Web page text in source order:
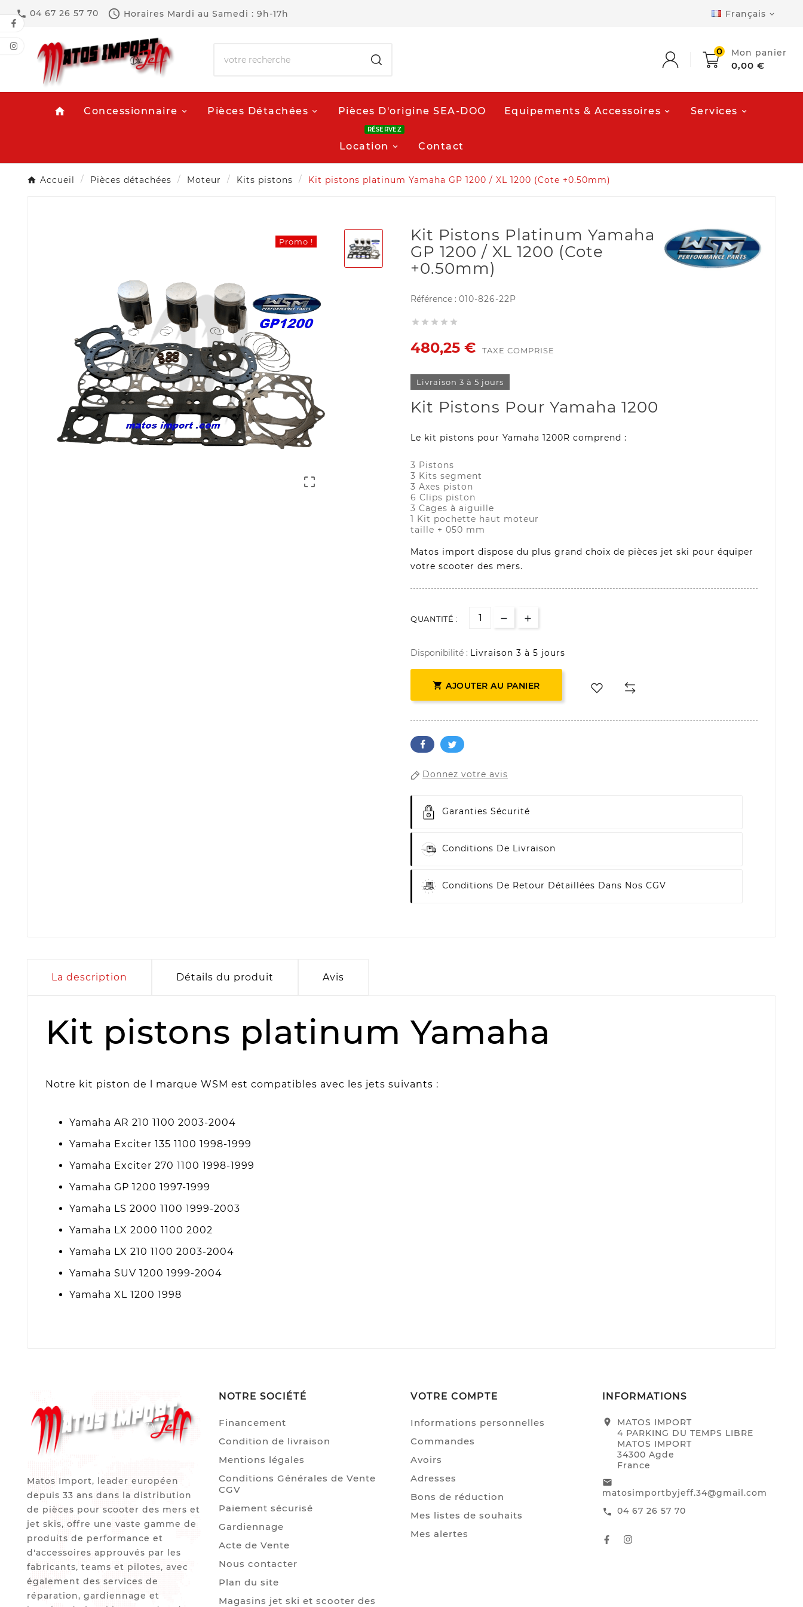
 04 67 26 57 70  Horaires Mardi au Samedi : 9h-17h Français 
0 Mon panier
0,00 €
home Concessionnaire Pièces Détachées Pièces D'origine SEA-DOO Equipements & Accessoires Services
Location
RÉSERVEZ
Contact
Accueil Pièces détachées Moteur Kits pistons Kit pistons platinum Yamaha GP 1200 / XL 1200 (Cote +0.50mm)
Promo !

Kit Pistons Platinum Yamaha
GP 1200 / XL 1200 (Cote
+0.50mm)
Référence : 010-826-22P
    
480,25 € TAXE COMPRISE
Livraison 3 à 5 jours
Kit Pistons Pour Yamaha 1200
Le kit pistons pour Yamaha 1200R comprend :
3 Pistons
3 Kits segment
3 Axes piston
6 Clips piston
3 Cages à aiguille
1 Kit pochette haut moteur
taille + 050 mm
Matos import dispose du plus grand choix de pièces jet ski pour équiper
votre scooter des mers.
QUANTITÉ :
Disponibilité : Livraison 3 à 5 jours
 AJOUTER AU PANIER
Donnez votre avis
Garanties Sécurité
Conditions De Livraison
Conditions De Retour Détaillées Dans Nos CGV
La description Détails du produit Avis
Kit pistons platinum Yamaha
Notre kit piston de l marque WSM est compatibles avec les jets suivants :
Yamaha AR 210 1100 2003-2004
Yamaha Exciter 135 1100 1998-1999
Yamaha Exciter 270 1100 1998-1999
Yamaha GP 1200 1997-1999
Yamaha LS 2000 1100 1999-2003
Yamaha LX 2000 1100 2002
Yamaha LX 210 1100 2003-2004
Yamaha SUV 1200 1999-2004
Yamaha XL 1200 1998
Matos Import, leader européen
depuis 33 ans dans la distribution
de pièces pour scooter des mers et
jet skis, offre une vaste gamme de
produits de performance et
d'accessoires approuvés par les
fabricants, teams et pilotes, avec
également des services de
réparation, gardiennage et
NOTRE SOCIÉTÉ
Financement
Condition de livraison
Mentions légales
Conditions Générales de Vente
CGV
Paiement sécurisé
Gardiennage
Acte de Vente
Nous contacter
Plan du site
Magasins jet ski et scooter des
VOTRE COMPTE
Informations personnelles
Commandes
Avoirs
Adresses
Bons de réduction
Mes listes de souhaits
Mes alertes
INFORMATIONS
location_on
MATOS IMPORT
4 PARKING DU TEMPS LIBRE
MATOS IMPORT
34300 Agde
France
email
matosimportbyjeff.34@gmail.com
call 04 67 26 57 70